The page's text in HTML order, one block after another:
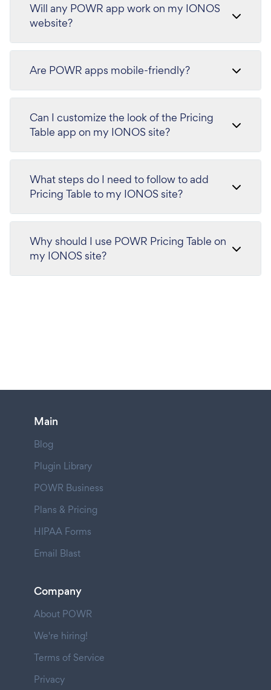
Will any POWR app work on my IONOS
website?
Are POWR apps mobile-friendly?
Can I customize the look of the Pricing
Table app on my IONOS site?
What steps do I need to follow to add
Pricing Table to my IONOS site?
Why should I use POWR Pricing Table on
my IONOS site?
Main
Blog
Plugin Library
POWR Business
Plans & Pricing
HIPAA Forms
Email Blast
Company
About POWR
We're hiring!
Terms of Service
Privacy